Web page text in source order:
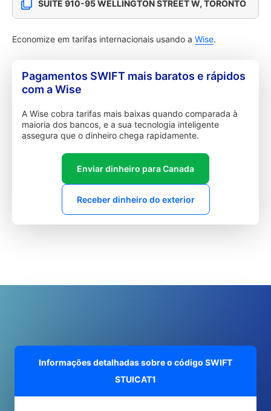
SUITE 910-95 WELLINGTON STREET W, TORONTO
Economize em tarifas internacionais usando a Wise.
Pagamentos SWIFT mais baratos e rápidos
com a Wise
A Wise cobra tarifas mais baixas quando comparada à
maioria dos bancos, e a sua tecnologia inteligente
assegura que o dinheiro chega rapidamente.
Enviar dinheiro para Canada
Receber dinheiro do exterior
Informações detalhadas sobre o código SWIFT
STUICAT1